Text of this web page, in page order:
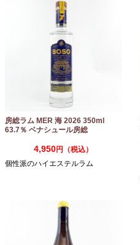
房総ラム MER 海 2026 350ml
63.7％ ベナシュール房総
4,950円（税込）
個性派のハイエステルラム